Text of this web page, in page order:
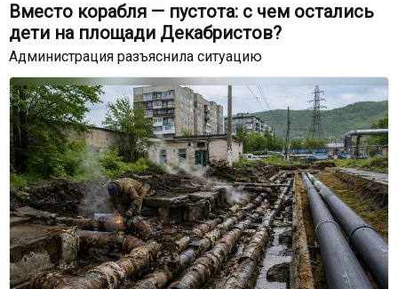
Вместо корабля — пустота: с чем остались
дети на площади Декабристов?
Администрация разъяснила ситуацию